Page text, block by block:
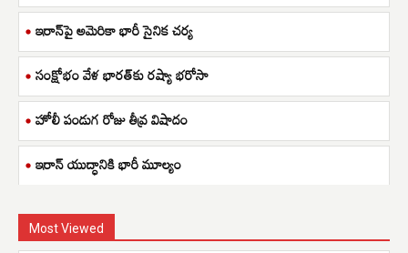
ఇరాన్‌పై అమెరికా భారీ సైనిక చర్య
సంక్షోభం వేళ భారత్‌కు రష్యా భరోసా
హోలీ పండుగ రోజు తీవ్ర విషాదం
ఇరాన్ యుద్ధానికి భారీ మూల్యం
Most Viewed